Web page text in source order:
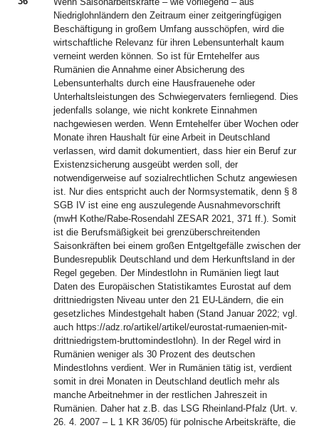
Niedriglohnländern den Zeitraum einer zeitgeringfügigen
Beschäftigung in großem Umfang ausschöpfen, wird die
wirtschaftliche Relevanz für ihren Lebensunterhalt kaum
verneint werden können. So ist für Erntehelfer aus
Rumänien die Annahme einer Absicherung des
Lebensunterhalts durch eine Hausfrauenehe oder
Unterhaltsleistungen des Schwiegervaters fernliegend. Dies
jedenfalls solange, wie nicht konkrete Einnahmen
nachgewiesen werden. Wenn Erntehelfer über Wochen oder
Monate ihren Haushalt für eine Arbeit in Deutschland
verlassen, wird damit dokumentiert, dass hier ein Beruf zur
Existenzsicherung ausgeübt werden soll, der
notwendigerweise auf sozialrechtlichen Schutz angewiesen
ist. Nur dies entspricht auch der Normsystematik, denn § 8
SGB IV ist eine eng auszulegende Ausnahmevorschrift
(mwH Kothe/Rabe-Rosendahl ZESAR 2021, 371 ff.). Somit
ist die Berufsmäßigkeit bei grenzüberschreitenden
Saisonkräften bei einem großen Entgeltgefälle zwischen der
Bundesrepublik Deutschland und dem Herkunftsland in der
Regel gegeben. Der Mindestlohn in Rumänien liegt laut
Daten des Europäischen Statistikamtes Eurostat auf dem
drittniedrigsten Niveau unter den 21 EU-Ländern, die ein
gesetzliches Mindestgehalt haben (Stand Januar 2022; vgl.
auch https://adz.ro/artikel/artikel/eurostat-rumaenien-mit-
drittniedrigstem-bruttomindestlohn). In der Regel wird in
Rumänien weniger als 30 Prozent des deutschen
Mindestlohns verdient. Wer in Rumänien tätig ist, verdient
somit in drei Monaten in Deutschland deutlich mehr als
manche Arbeitnehmer in der restlichen Jahreszeit in
Rumänien. Daher hat z.B. das LSG Rheinland-Pfalz (Urt. v.
26. 4. 2007 – L 1 KR 36/05) für polnische Arbeitskräfte, die